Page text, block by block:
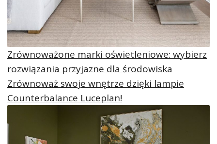
Zrównoważone marki oświetleniowe: wybierz
rozwiązania przyjazne dla środowiska
Zrównoważ swoje wnętrze dzięki lampie
Counterbalance Luceplan!